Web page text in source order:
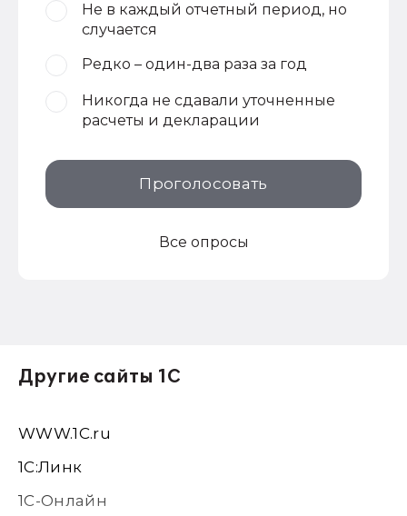
Не в каждый отчетный период, но
случается
Редко – один-два раза за год
Никогда не сдавали уточненные
расчеты и декларации
Проголосовать
Все опросы
Другие сайты 1С
WWW.1С.ru
1С:Линк
1С-Онлайн